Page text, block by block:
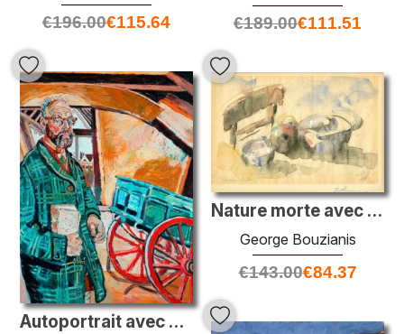
€196.00€115.64 €189.00€111.51
Autoportrait avec chariot
Nature morte avec la grenade et les casseroles
George Bouzianis
€143.00€84.37